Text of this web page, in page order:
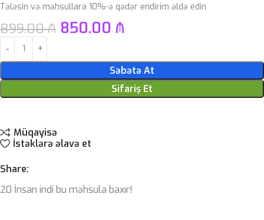
Tələsin və məhsullara 10%-ə qədər endirim əldə edin
899.00₼ 850.00 ₼
Səbətə At
Sifariş Et
Müqayisə
İstəklərə əlavə et
Share:
20 İnsan indi bu məhsula baxır!